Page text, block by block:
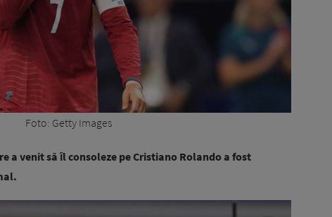
Foto: Getty Images
a venit să ȋl consoleze pe Cristiano Rolando a fost